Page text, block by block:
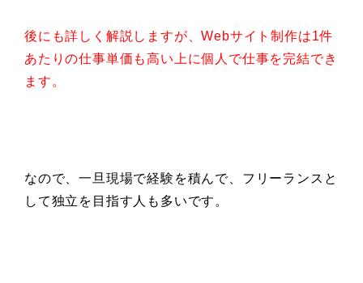
後にも詳しく解説しますが、Webサイト制作は1件
あたりの仕事単価も高い上に個人で仕事を完結でき
ます。
なので、一旦現場で経験を積んで、フリーランスと
して独立を目指す人も多いです。